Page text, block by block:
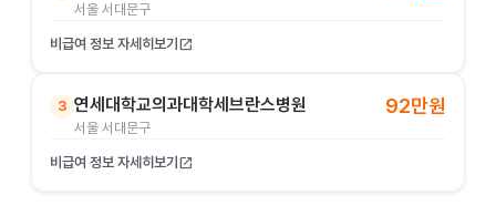
서울 서대문구
비급여 정보 자세히보기 open_in_new
3 연세대학교의과대학세브란스병원
서울 서대문구
92만원
비급여 정보 자세히보기 open_in_new